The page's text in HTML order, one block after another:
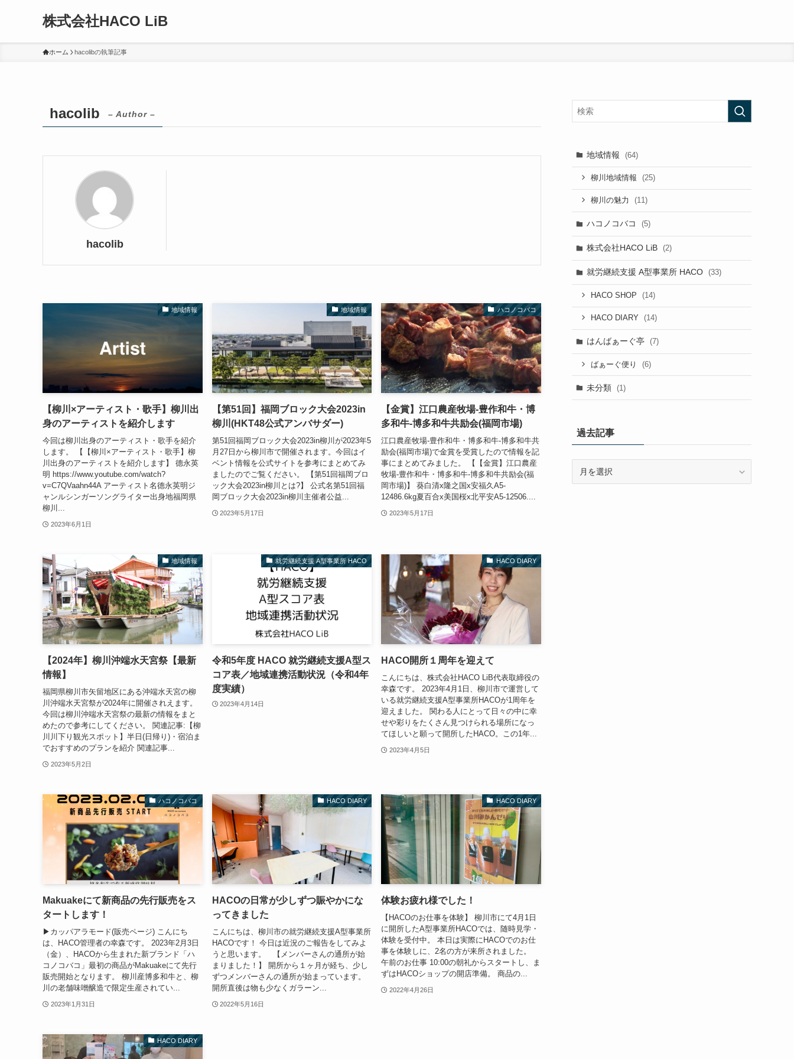
株式会社HACO LiB
ホーム hacolibの執筆記事
hacolib – Author –
hacolib
地域情報
【柳川×アーティスト・歌手】柳川出
身のアーティストを紹介します
今回は柳川出身のアーティスト・歌手を紹介
します。 【【柳川×アーティスト・歌手】柳
川出身のアーティストを紹介します】 德永英
明 https://www.youtube.com/watch?
v=C7QVaahn44A アーティスト名德永英明ジ
ャンルシンガーソングライター出身地福岡県
柳川...
2023年6月1日
地域情報
【第51回】福岡ブロック大会2023in
柳川(HKT48公式アンバサダー)
第51回福岡ブロック大会2023in柳川が2023年5
月27日から柳川市で開催されます。今回はイ
ベント情報を公式サイトを参考にまとめてみ
ましたのでご覧ください。 【第51回福岡ブロ
ック大会2023in柳川とは?】 公式名第51回福
岡ブロック大会2023in柳川主催者公益...
2023年5月17日
ハコノコバコ
【金賞】江口農産牧場-豊作和牛・博
多和牛-博多和牛共励会(福岡市場)
江口農産牧場-豊作和牛・博多和牛-博多和牛共
励会(福岡市場)で金賞を受賞したので情報を記
事にまとめてみました。 【【金賞】江口農産
牧場-豊作和牛・博多和牛-博多和牛共励会(福
岡市場)】 葵白清x隆之国x安福久A5-
12486.6kg夏百合x美国桜x北平安A5-12506....
2023年5月17日
地域情報
【2024年】柳川沖端水天宮祭【最新
情報】
福岡県柳川市矢留地区にある沖端水天宮の柳
川沖端水天宮祭が2024年に開催されえます。
今回は柳川沖端水天宮祭の最新の情報をまと
めたので参考にしてください。 関連記事:【柳
川川下り観光スポット】半日(日帰り)・宿泊ま
でおすすめのプランを紹介 関連記事...
2023年5月2日
就労継続支援 A型事業所 HACO
令和5年度 HACO 就労継続支援A型ス
コア表／地域連携活動状況（令和4年
度実績）
2023年4月14日
HACO DIARY
HACO開所１周年を迎えて
こんにちは、株式会社HACO LiB代表取締役の
幸森です。 2023年4月1日、柳川市で運営して
いる就労継続支援A型事業所HACOが1周年を
迎えました。 関わる人にとって日々の中に幸
せや彩りをたくさん見つけられる場所になっ
てほしいと願って開所したHACO。この1年...
2023年4月5日
ハコノコバコ
Makuakeにて新商品の先行販売をス
タートします！
▶︎カッパアラモード(販売ページ) こんにち
は、HACO管理者の幸森です。 2023年2月3日
（金）、HACOから生まれた新ブランド「ハ
コノコバコ」最初の商品がMakuakeにて先行
販売開始となります。 柳川産博多和牛と、柳
川の老舗味噌醸造で限定生産されてい...
2023年1月31日
HACO DIARY
HACOの日常が少しずつ賑やかにな
ってきました
こんにちは、柳川市の就労継続支援A型事業所
HACOです！ 今日は近況のご報告をしてみよ
うと思います。 【メンバーさんの通所が始
まりました！】 開所から１ヶ月が経ち、少し
ずつメンバーさんの通所が始まっています。
開所直後は物も少なくガラーン...
2022年5月16日
HACO DIARY
体験お疲れ様でした！
【HACOのお仕事を体験】 柳川市にて4月1日
に開所したA型事業所HACOでは、随時見学・
体験を受付中。 本日は実際にHACOでのお仕
事を体験しに、2名の方が来所されました。
午前のお仕事 10:00の朝礼からスタートし、ま
ずはHACOショップの開店準備。 商品の...
2022年4月26日
HACO DIARY
地域情報 (64)
柳川地域情報 (25)
柳川の魅力 (11)
ハコノコバコ (5)
株式会社HACO LiB (2)
就労継続支援 A型事業所 HACO (33)
HACO SHOP (14)
HACO DIARY (14)
はんばぁーぐ亭 (7)
ばぁーぐ便り (6)
未分類 (1)
過去記事